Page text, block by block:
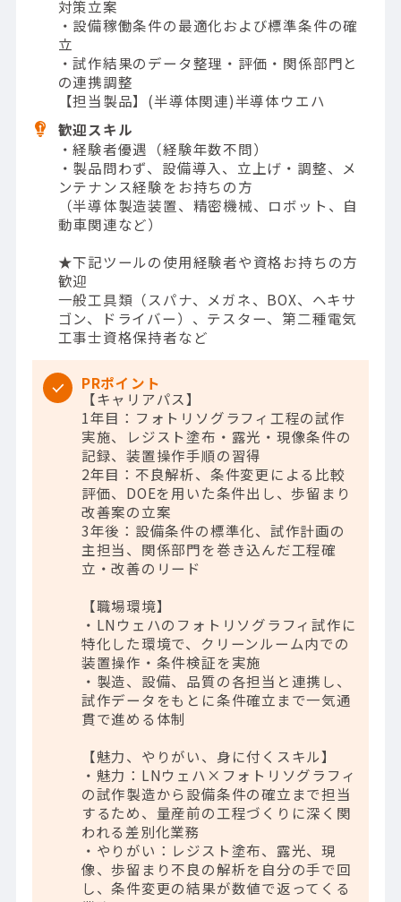
対策立案
・設備稼働条件の最適化および標準条件の確
立
・試作結果のデータ整理・評価・関係部門と
の連携調整
【担当製品】(半導体関連)半導体ウエハ
歓迎スキル
・経験者優遇（経験年数不問）
・製品問わず、設備導入、立上げ・調整、メ
ンテナンス経験をお持ちの方
（半導体製造装置、精密機械、ロボット、自
動車関連など）
★下記ツールの使用経験者や資格お持ちの方
歓迎
一般工具類（スパナ、メガネ、BOX、ヘキサ
ゴン、ドライバー）、テスター、第二種電気
工事士資格保持者など
PRポイント
【キャリアパス】
1年目：フォトリソグラフィ工程の試作
実施、レジスト塗布・露光・現像条件の
記録、装置操作手順の習得
2年目：不良解析、条件変更による比較
評価、DOEを用いた条件出し、歩留まり
改善案の立案
3年後：設備条件の標準化、試作計画の
主担当、関係部門を巻き込んだ工程確
立・改善のリード
【職場環境】
・LNウェハのフォトリソグラフィ試作に
特化した環境で、クリーンルーム内での
装置操作・条件検証を実施
・製造、設備、品質の各担当と連携し、
試作データをもとに条件確立まで一気通
貫で進める体制
【魅力、やりがい、身に付くスキル】
・魅力：LNウェハ×フォトリソグラフィ
の試作製造から設備条件の確立まで担当
するため、量産前の工程づくりに深く関
われる差別化業務
・やりがい：レジスト塗布、露光、現
像、歩留まり不良の解析を自分の手で回
し、条件変更の結果が数値で返ってくる